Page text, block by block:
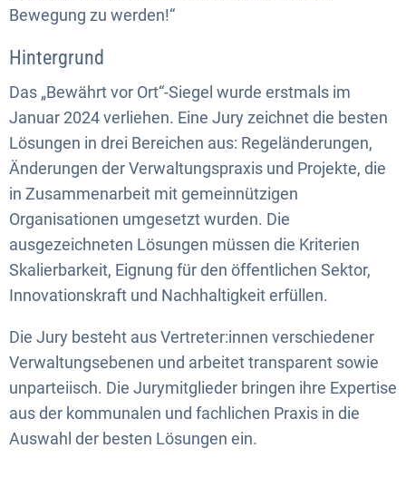
Bewegung zu werden!“
Hintergrund
Das „Bewährt vor Ort“-Siegel wurde erstmals im
Januar 2024 verliehen. Eine Jury zeichnet die besten
Lösungen in drei Bereichen aus: Regeländerungen,
Änderungen der Verwaltungspraxis und Projekte, die
in Zusammenarbeit mit gemeinnützigen
Organisationen umgesetzt wurden. Die
ausgezeichneten Lösungen müssen die Kriterien
Skalierbarkeit, Eignung für den öffentlichen Sektor,
Innovationskraft und Nachhaltigkeit erfüllen.
Die Jury besteht aus Vertreter:innen verschiedener
Verwaltungsebenen und arbeitet transparent sowie
unparteiisch. Die Jurymitglieder bringen ihre Expertise
aus der kommunalen und fachlichen Praxis in die
Auswahl der besten Lösungen ein.